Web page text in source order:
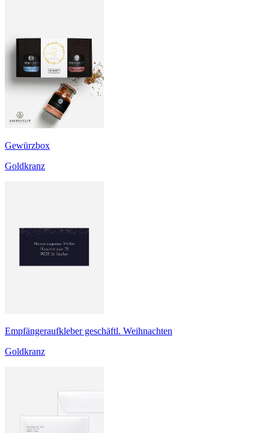
Gewürzbox
Goldkranz
Empfängeraufkleber geschäftl. Weihnachten
Goldkranz